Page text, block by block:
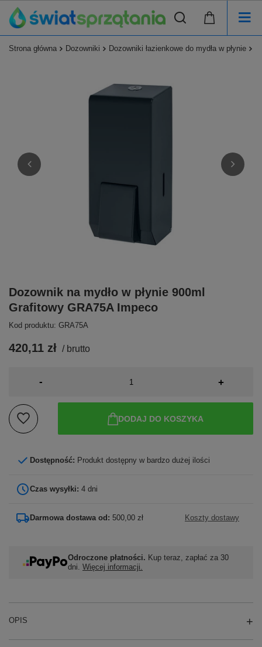
Strona główna Dozowniki Dozowniki łazienkowe do mydła w płynie
Dozownik na mydło w płynie 900ml
Grafitowy GRA75A Impeco
Kod produktu: GRA75A
420,11 zł / brutto
- +
DODAJ DO KOSZYKA
Dostępność: Produkt dostępny w bardzo dużej ilości
Czas wysyłki: 4 dni
Darmowa dostawa od: 500,00 zł Koszty dostawy
Odroczone płatności. Kup teraz, zapłać za 30
dni. Więcej informacji.
OPIS